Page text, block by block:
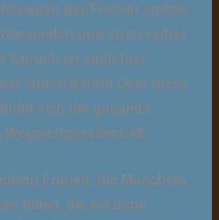
der Fischer stehen
und auch selbst
Geruch ist auch hier
laufen barfuß über diese
sich die gesamte
Frauen, die Muscheln
füllen, die sie dann